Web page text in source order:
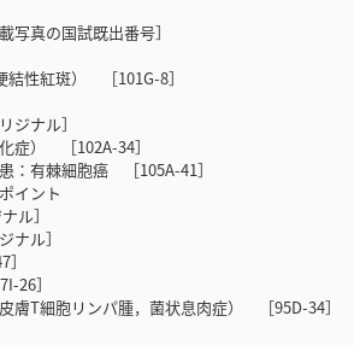
写真の国試既出番号］
性紅斑） ［101G-8］
ナル］
） ［102A-34］
棘細胞癌 ［105A-41］
ント
］
ル］
26］
T細胞リンパ腫，菌状息肉症） ［95D-34］